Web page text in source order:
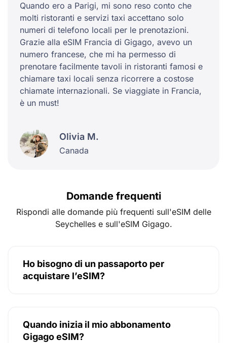
Quando ero a Parigi, mi sono reso conto che
molti ristoranti e servizi taxi accettano solo
numeri di telefono locali per le prenotazioni.
Grazie alla eSIM Francia di Gigago, avevo un
numero francese, che mi ha permesso di
prenotare facilmente tavoli in ristoranti famosi e
chiamare taxi locali senza ricorrere a costose
chiamate internazionali. Se viaggiate in Francia,
è un must!
Olivia M.
Canada
Domande frequenti
Rispondi alle domande più frequenti sull'eSIM delle
Seychelles e sull'eSIM Gigago.
Ho bisogno di un passaporto per
acquistare l’eSIM?
Quando inizia il mio abbonamento
Gigago eSIM?